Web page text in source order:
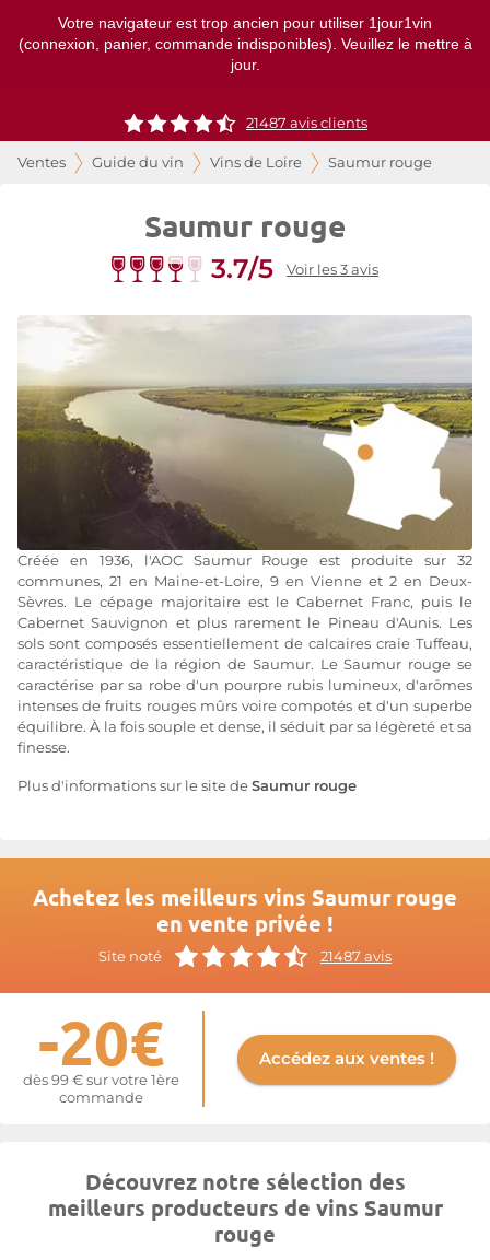
Votre navigateur est trop ancien pour utiliser 1jour1vin
(connexion, panier, commande indisponibles). Veuillez le mettre à
jour.
21487 avis clients
Ventes Guide du vin Vins de Loire Saumur rouge
Saumur rouge
3.7/5 Voir les 3 avis
Créée en 1936, l'AOC Saumur Rouge est produite sur 32
communes, 21 en Maine-et-Loire, 9 en Vienne et 2 en Deux-
Sèvres. Le cépage majoritaire est le Cabernet Franc, puis le
Cabernet Sauvignon et plus rarement le Pineau d'Aunis. Les
sols sont composés essentiellement de calcaires craie Tuffeau,
caractéristique de la région de Saumur. Le Saumur rouge se
caractérise par sa robe d'un pourpre rubis lumineux, d'arômes
intenses de fruits rouges mûrs voire compotés et d'un superbe
équilibre. À la fois souple et dense, il séduit par sa légèreté et sa
finesse.
Plus d'informations sur le site de Saumur rouge
Achetez les meilleurs vins Saumur rouge
en vente privée !
Site noté 21487 avis
-20€
dès 99 € sur votre 1ère
commande
Accédez aux ventes !
Découvrez notre sélection des
meilleurs producteurs de vins Saumur
rouge